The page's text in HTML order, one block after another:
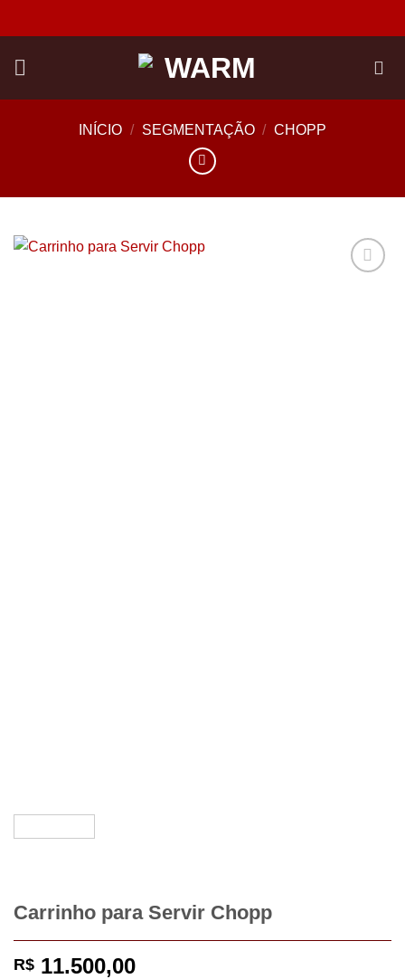
to
INÍCIO / SEGMENTAÇÃO / CHOPP
Carrinho para Servir Chopp
R$ 11.500,00